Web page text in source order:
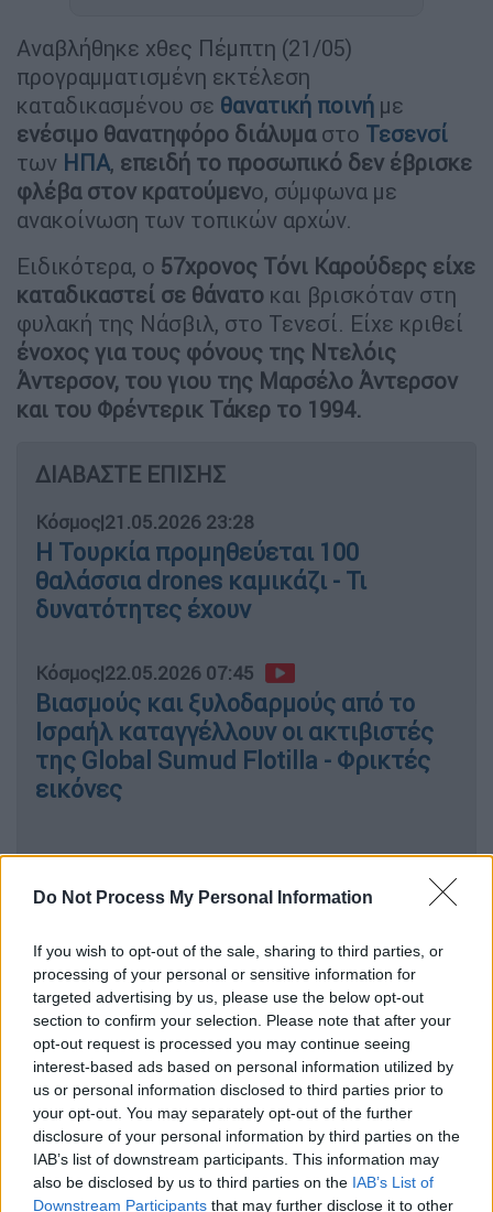
Do Not Process My Personal Information
If you wish to opt-out of the sale, sharing to third parties, or
processing of your personal or sensitive information for
targeted advertising by us, please use the below opt-out
section to confirm your selection. Please note that after your
opt-out request is processed you may continue seeing
interest-based ads based on personal information utilized by
us or personal information disclosed to third parties prior to
your opt-out. You may separately opt-out of the further
disclosure of your personal information by third parties on the
IAB’s list of downstream participants. This information may
also be disclosed by us to third parties on the IAB’s List of
Downstream Participants that may further disclose it to other
Αναβλήθηκε χθες Πέμπτη (21/05)
προγραμματισμένη εκτέλεση
καταδικασμένου σε θανατική ποινή με
ενέσιμο θανατηφόρο διάλυμαστο Τεσενσί
των ΗΠΑ, επειδή το προσωπικό δεν έβρισκε
φλέβα στον κρατούμενο, σύμφωνα με
ανακοίνωση των τοπικών αρχών.
Ειδικότερα, ο 57χρονος Τόνι Καρούδερς είχε
καταδικαστεί σε θάνατο και βρισκόταν στη
φυλακή της Νάσβιλ, στο Τενεσί. Είχε κριθεί
ένοχος για τους φόνους της Ντελόις
Άντερσον, του γιου της Μαρσέλο Άντερσον
και του Φρέντερικ Τάκερ το 1994.
ΔΙΑΒΑΣΤΕ ΕΠΙΣΗΣ
Κόσμος|21.05.2026 23:28
Η Τουρκία προμηθεύεται 100
θαλάσσια drones καμικάζι - Τι
δυνατότητες έχουν
Κόσμος|22.05.2026 07:45
Βιασμούς και ξυλοδαρμούς από το
Ισραήλ καταγγέλλουν οι ακτιβιστές
της Global Sumud Flotilla - Φρικτές
εικόνες
Η υπηρεσία φυλακών της πολιτείας Τενεσί
όπως προβλεπόταν την εγκατάσταση
πρώτης αντλίας έγχυσης, αλλάδεν κατάφερε
να βρει φλέβα για να εγκαταστήσει
εφεδρική, όπως προβλέπει ο νόμος.
«Η εκτέλεση ακυρώθηκε», πρόσθεσε.
Ο κυβερνήτης της πολιτείας Μπιλ Λι έδωσε
στον Τόνι Καρούδερςαναβολή για έναν
χρόνο.